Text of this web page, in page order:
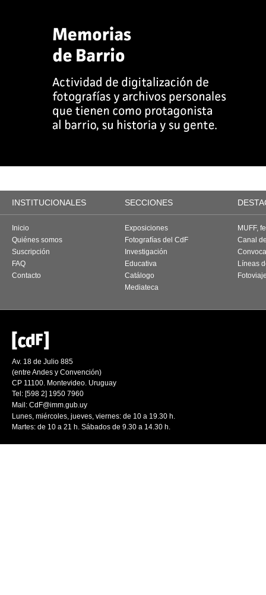
INSTITUCIONALES SECCIONES
Inicio
Quiénes somos
Suscripción
FAQ
Contacto
Exposiciones
Fotografías del CdF
Investigación
Educativa
Catálogo
Mediateca
MUFF,
Canal
Líneas
Av. 18 de Julio 885
(entre Andes y Convención)
CP 11100. Montevideo. Uruguay
Tel: [598 2] 1950 7960
Mail: CdF@imm.gub.uy
Lunes, miércoles, jueves, viernes: de 10 a 19.30 h.
Martes: de 10 a 21 h. Sábados de 9.30 a 14.30 h.